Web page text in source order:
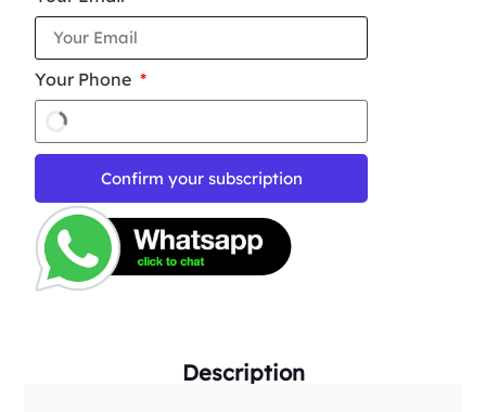
Your Phone
Confirm your subscription
Description